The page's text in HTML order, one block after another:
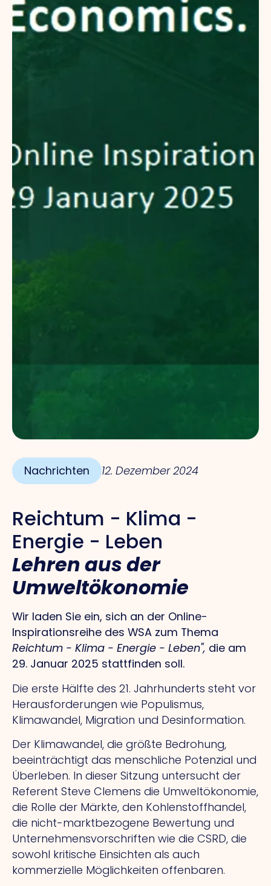
Nachrichten 12. Dezember 2024
Reichtum - Klima -
Energie - Leben
Lehren aus der
Umweltökonomie
Wir laden Sie ein, sich an der Online-
Inspirationsreihe des WSA zum Thema
Reichtum - Klima - Energie - Leben", die am
29. Januar 2025 stattfinden soll.
Die erste Hälfte des 21. Jahrhunderts steht vor
Herausforderungen wie Populismus,
Klimawandel, Migration und Desinformation.
Der Klimawandel, die größte Bedrohung,
beeinträchtigt das menschliche Potenzial und
Überleben. In dieser Sitzung untersucht der
Referent Steve Clemens die Umweltökonomie,
die Rolle der Märkte, den Kohlenstoffhandel,
die nicht-marktbezogene Bewertung und
Unternehmensvorschriften wie die CSRD, die
sowohl kritische Einsichten als auch
kommerzielle Möglichkeiten offenbaren.